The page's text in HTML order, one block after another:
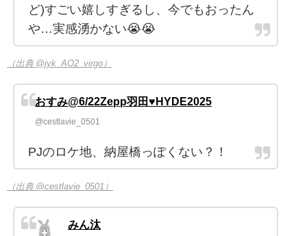
ど)すごい嬉しすぎるし、今でもおったん
や…実感湧かない😭😭
（出典 @jyk_AO2_virgo）
おすみ@6/22Zepp羽田♥HYDE2025
@cestlavie_0501
PJのロケ地、納屋橋っぽくない？！
（出典 @cestlavie_0501）
みん汰